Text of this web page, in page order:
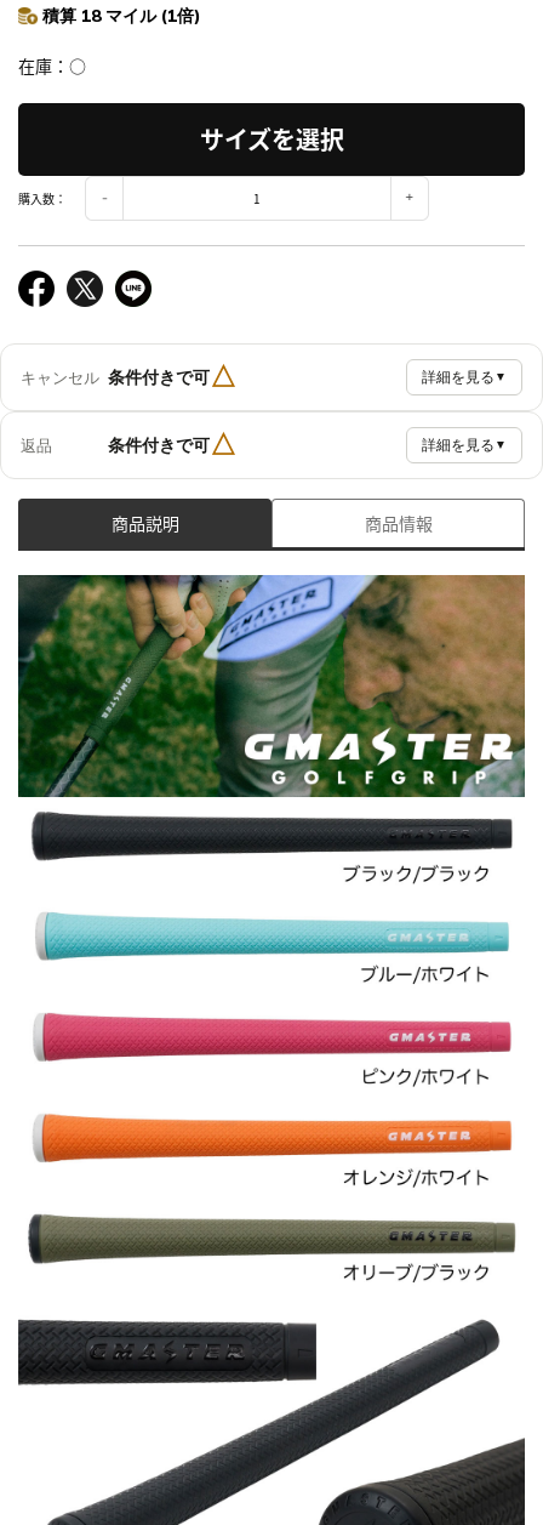
積算 18 マイル (1倍)
在庫 ○
サイズを選択
購入数：
キャンセル 条件付きで可△ 詳細を見る ▼
返品 条件付きで可△ 詳細を見る ▼
商品説明 商品情報